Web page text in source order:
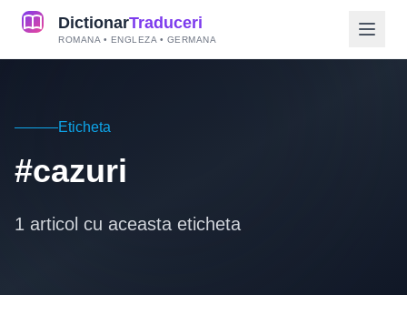
DictionarTraduceri
ROMANA • ENGLEZA • GERMANA
Eticheta
#cazuri
1 articol cu aceasta eticheta